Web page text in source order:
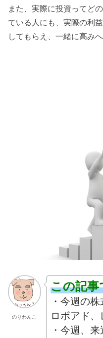
また、実際に投資ってど
ている人にも、実際の利
してもらえ、一緒に高み
のりわんこ
この記事
・今週の
ロボアド、
・今週、